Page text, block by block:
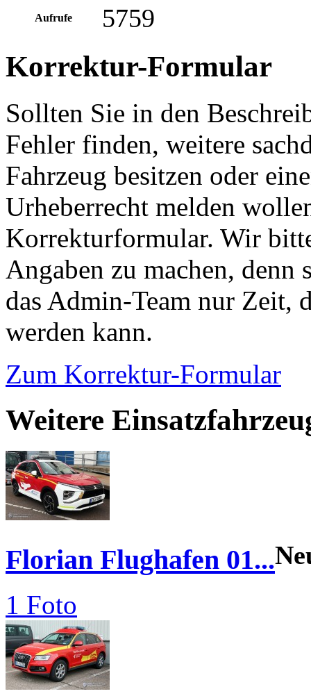
Aufrufe 5759
Korrektur-Formular
Sollten Sie in den
Fehler finden, weitere
Fahrzeug besitzen oder
Urheberrecht melden
Korrekturformular. Wir
Angaben zu machen,
das Admin-Team nur Zeit,
werden kann.
Zum Korrektur-Formular
Weitere
Florian Flughafen 01...
1 Foto